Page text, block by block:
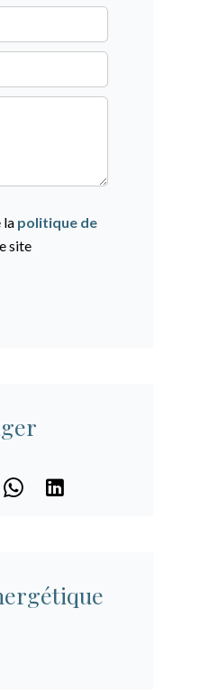
la politique de
site